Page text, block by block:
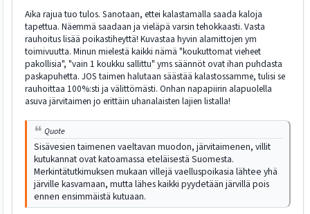
Aika rajua tuo tulos. Sanotaan, ettei kalastamalla saada kaloja
tapettua. Näemmä saadaan ja vieläpä varsin tehokkaasti. Vasta
rauhoitus lisää poikastiheyttä! Kuvastaa hyvin alamittojen ym
toimivuutta. Minun mielestä kaikki nämä "koukuttomat vieheet
pakollisia", "vain 1 koukku sallittu" yms säännöt ovat ihan puhdasta
paskapuhetta. JOS taimen halutaan säästää kalastossamme, tulisi se
rauhoittaa 100%:sti ja välittömästi. Onhan napapiirin alapuolella
asuva järvitaimen jo erittäin uhanalaisten lajien listalla!
Quote
Sisävesien taimenen vaeltavan muodon, järvitaimenen, villit
kutukannat ovat katoamassa eteläisestä Suomesta.
Merkintätutkimuksen mukaan villejä vaelluspoikasia lähtee yhä
järville kasvamaan, mutta lähes kaikki pyydetään järvillä pois
ennen ensimmäistä kutuaan.